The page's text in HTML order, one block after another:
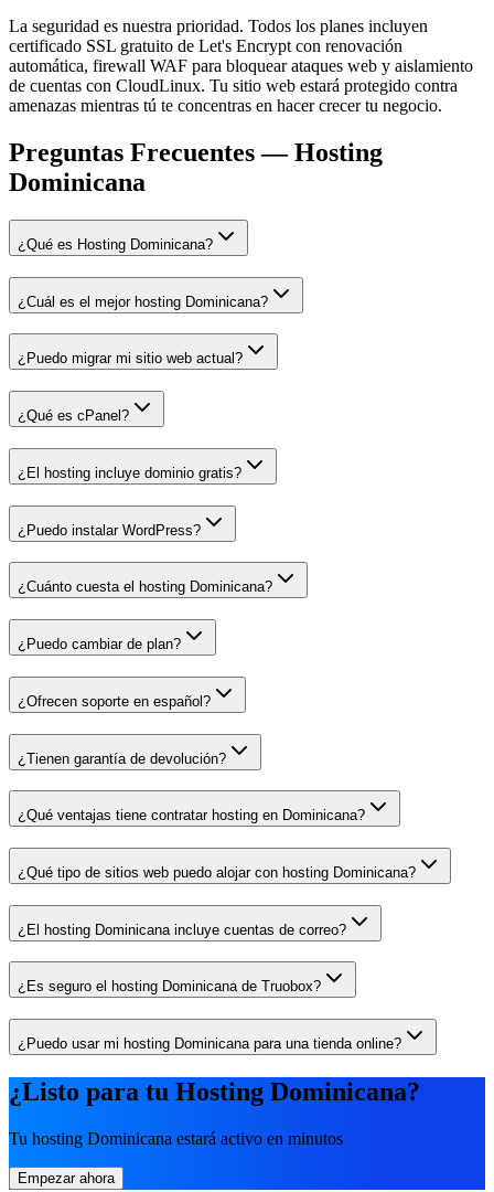
La seguridad es nuestra prioridad. Todos los planes incluyen
certificado SSL gratuito de Let's Encrypt con renovación
automática, firewall WAF para bloquear ataques web y aislamiento
de cuentas con CloudLinux. Tu sitio web estará protegido contra
amenazas mientras tú te concentras en hacer crecer tu negocio.
Preguntas Frecuentes — Hosting
Dominicana
¿Qué es Hosting Dominicana?
¿Cuál es el mejor hosting Dominicana?
¿Puedo migrar mi sitio web actual?
¿Qué es cPanel?
¿El hosting incluye dominio gratis?
¿Puedo instalar WordPress?
¿Cuánto cuesta el hosting Dominicana?
¿Puedo cambiar de plan?
¿Ofrecen soporte en español?
¿Tienen garantía de devolución?
¿Qué ventajas tiene contratar hosting en Dominicana?
¿Qué tipo de sitios web puedo alojar con hosting Dominicana?
¿El hosting Dominicana incluye cuentas de correo?
¿Es seguro el hosting Dominicana de Truobox?
¿Puedo usar mi hosting Dominicana para una tienda online?
¿Listo para tu Hosting Dominicana?
Tu hosting Dominicana estará activo en minutos
Empezar ahora